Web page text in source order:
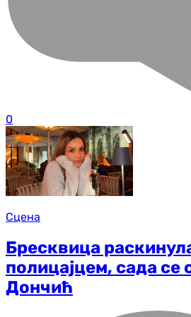
0
Сцена
Бресквица
полицајцем, сада се
Дончић